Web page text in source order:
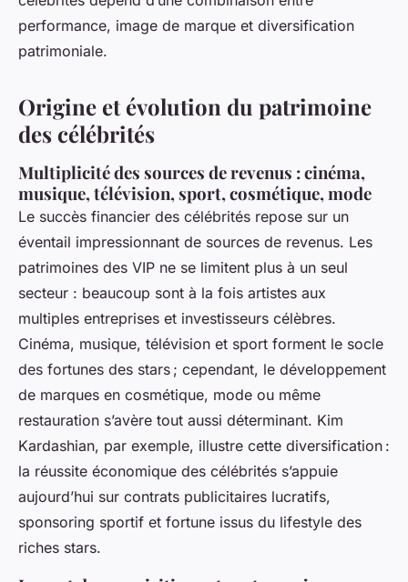
performance, image de marque et diversification
patrimoniale.
Origine et évolution du patrimoine
des célébrités
Multiplicité des sources de revenus : cinéma,
musique, télévision, sport, cosmétique, mode
Le succès financier des célébrités repose sur un
éventail impressionnant de sources de revenus. Les
patrimoines des VIP ne se limitent plus à un seul
secteur : beaucoup sont à la fois artistes aux
multiples entreprises et investisseurs célèbres.
Cinéma, musique, télévision et sport forment le socle
des fortunes des stars ; cependant, le développement
de marques en cosmétique, mode ou même
restauration s’avère tout aussi déterminant. Kim
Kardashian, par exemple, illustre cette diversification :
la réussite économique des célébrités s’appuie
aujourd’hui sur contrats publicitaires lucratifs,
sponsoring sportif et fortune issus du lifestyle des
riches stars.